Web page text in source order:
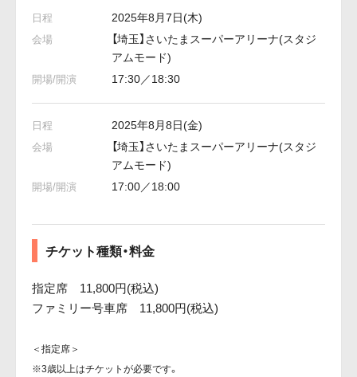
2025年8月7日(木)
【埼玉】さいたまスーパーアリーナ(スタジ
アムモード)
17:30／18:30
2025年8月8日(金)
【埼玉】さいたまスーパーアリーナ(スタジ
アムモード)
17:00／18:00
チケット種類・料金
指定席 11,800円(税込)
ファミリー号車席 11,800円(税込)
＜指定席＞
※3歳以上はチケットが必要です。